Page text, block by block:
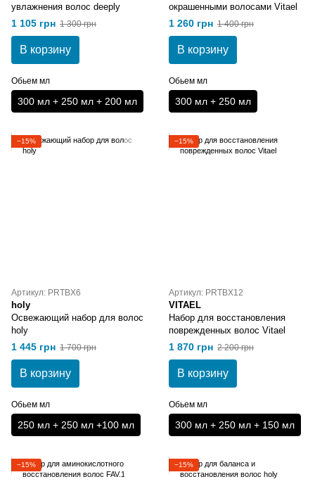
увлажнения волос deeply
1 105 грн 1 300 грн
В корзину
Обьем мл
300 мл + 250 мл + 200 мл
окрашенными волосами Vitael
1 260 грн 1 400 грн
В корзину
Обьем мл
300 мл + 250 мл
−15%
Артикул: PRTBX6
holy
Освежающий набор для волос
holy
1 445 грн 1 700 грн
В корзину
Обьем мл
250 мл + 250 мл +100 мл
−15%
Артикул: PRTBX12
VITAEL
Набор для восстановления
поврежденных волос Vitael
1 870 грн 2 200 грн
В корзину
Обьем мл
300 мл + 250 мл + 150 мл
−15% −15%